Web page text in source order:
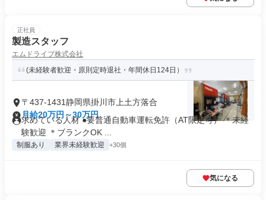
正社員
製造スタッフ
エムドライブ株式会社
(未経験者歓迎・原則定時退社・年間休日124日）
〒437-1431静岡県掛川市上土方落合
月給20万円～30万円
求めている人材 ●要普通自動車運転免許（AT限定可） ＊未経
験歓迎 ＊ブランクOK ...
制服あり 業界未経験歓迎 +30個
気になる